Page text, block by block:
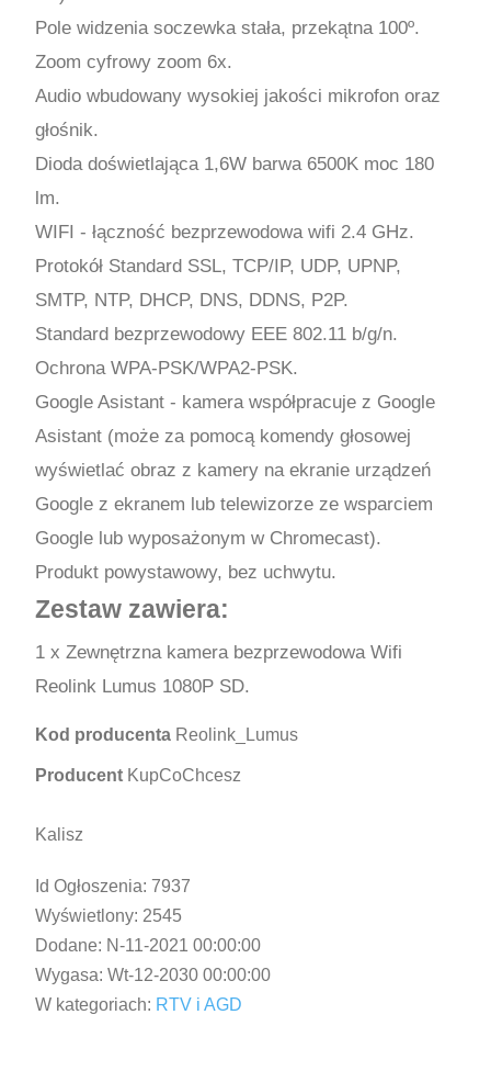
Pole widzenia soczewka stała, przekątna 100º.
Zoom cyfrowy zoom 6x.
Audio wbudowany wysokiej jakości mikrofon oraz
głośnik.
Dioda doświetlająca 1,6W barwa 6500K moc 180
lm.
WIFI - łączność bezprzewodowa wifi 2.4 GHz.
Protokół Standard SSL, TCP/IP, UDP, UPNP,
SMTP, NTP, DHCP, DNS, DDNS, P2P.
Standard bezprzewodowy EEE 802.11 b/g/n.
Ochrona WPA-PSK/WPA2-PSK.
Google Asistant - kamera współpracuje z Google
Asistant (może za pomocą komendy głosowej
wyświetlać obraz z kamery na ekranie urządzeń
Google z ekranem lub telewizorze ze wsparciem
Google lub wyposażonym w Chromecast).
Produkt powystawowy, bez uchwytu.
Zestaw zawiera:
1 x Zewnętrzna kamera bezprzewodowa Wifi
Reolink Lumus 1080P SD.
Kod producenta Reolink_Lumus
Producent KupCoChcesz
Kalisz
Id Ogłoszenia: 7937
Wyświetlony: 2545
Dodane: N-11-2021 00:00:00
Wygasa: Wt-12-2030 00:00:00
W kategoriach: RTV i AGD